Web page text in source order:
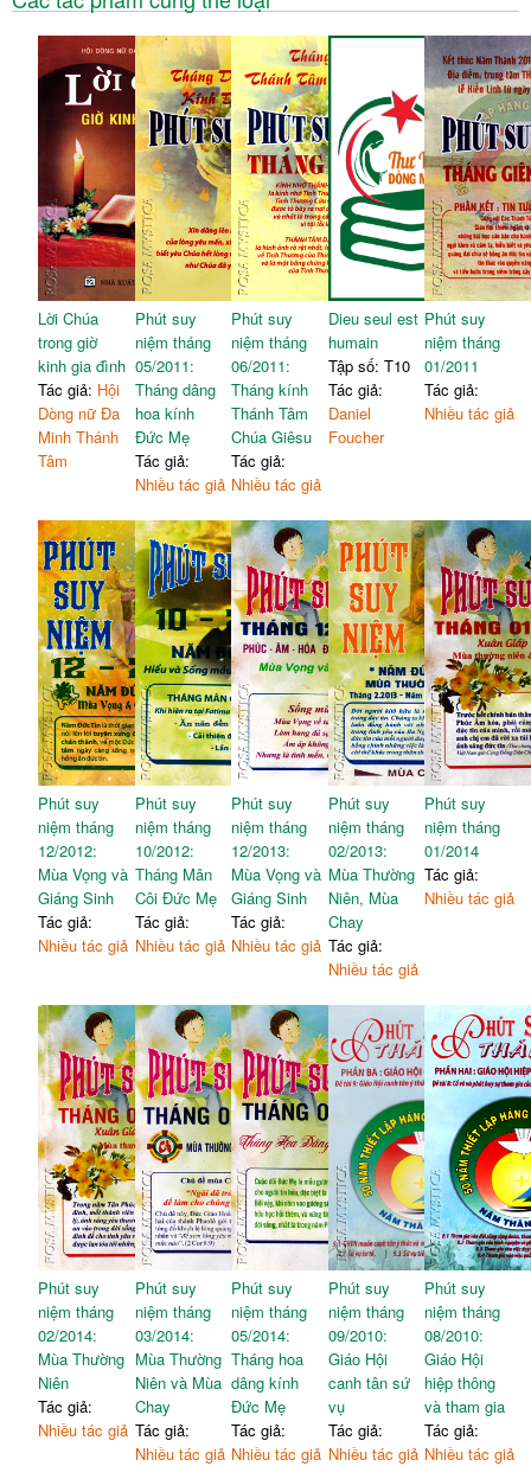
Lời Chúa
trong giờ
kinh gia đình
Tác giả: Hội
Dòng nữ Đa
Minh Thánh
Tâm
Phút suy
niệm tháng
05/2011:
Tháng dâng
hoa kính
Đức Mẹ
Tác giả:
Nhiều tác giả
Phút suy
niệm tháng
06/2011:
Tháng kính
Thánh Tâm
Chúa Giêsu
Tác giả:
Nhiều tác giả
Dieu seul est
humain
Tập số: T10
Tác giả:
Daniel
Foucher
Phút suy
niệm tháng
01/2011
Tác giả:
Nhiều tác giả
Phút suy
niệm tháng
12/2012:
Mùa Vọng và
Giáng Sinh
Tác giả:
Nhiều tác giả
Phút suy
niệm tháng
10/2012:
Tháng Mân
Côi Đức Mẹ
Tác giả:
Nhiều tác giả
Phút suy
niệm tháng
12/2013:
Mùa Vọng và
Giáng Sinh
Tác giả:
Nhiều tác giả
Phút suy
niệm tháng
02/2013:
Mùa Thường
Niên, Mùa
Chay
Tác giả:
Nhiều tác giả
Phút suy
niệm tháng
01/2014
Tác giả:
Nhiều tác giả
Phút suy
niệm tháng
02/2014:
Mùa Thường
Niên
Tác giả:
Nhiều tác giả
Phút suy
niệm tháng
03/2014:
Mùa Thường
Niên và Mùa
Chay
Tác giả:
Nhiều tác giả
Phút suy
niệm tháng
05/2014:
Tháng hoa
dâng kính
Đức Mẹ
Tác giả:
Nhiều tác giả
Phút suy
niệm tháng
09/2010:
Giáo Hội
canh tân sứ
vụ
Tác giả:
Nhiều tác giả
Phút suy
niệm tháng
08/2010:
Giáo Hội
hiệp thông
và tham gia
Tác giả:
Nhiều tác giả